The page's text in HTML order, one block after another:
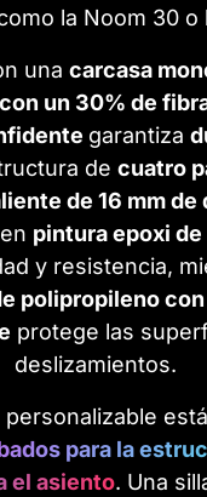
la Noom 30 o
una carcasa
un 30% de
garantiza
de cuatro
de 16 mm de
pintura epoxi
y resistencia,
polipropileno
protege las
deslizamientos.
personalizable
para la
el asiento. Una